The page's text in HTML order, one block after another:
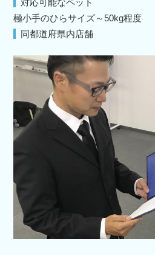
極小手のひらサイズ～50kg程度
同都道府県内店舗